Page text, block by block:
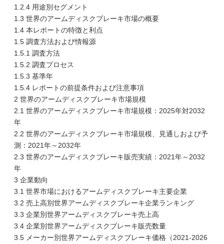
1.2.4 用途別セグメント
1.3 世界のアームディスクブレーキ市場の概要
1.4 本レポートの特徴と利点
1.5 調査方法および情報源
1.5.1 調査方法
1.5.2 調査プロセス
1.5.3 基準年
1.5.4 レポートの前提条件および注意事項
2 世界のアームディスクブレーキ市場規模
2.1 世界のアームディスクブレーキ市場規模：2025年対2032
年
2.2 世界のアームディスクブレーキ市場規模、見通しおよび予
測：2021年～2032年
2.3 世界のアームディスクブレーキ販売実績：2021年～2032
年
3 企業動向
3.1 世界市場におけるアームディスクブレーキ主要企業
3.2 売上高別世界アームディスクブレーキ企業ランキング
3.3 企業別世界アームディスクブレーキ売上高
3.4 企業別世界アームディスクブレーキ販売数量
3.5 メーカー別世界アームディスクブレーキ価格（2021-2026